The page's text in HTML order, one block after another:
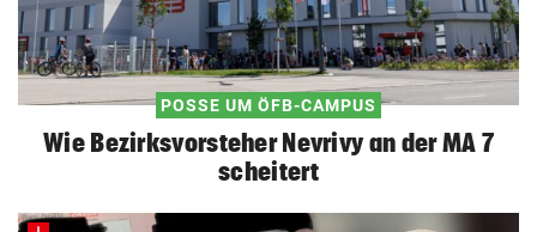
POSSE UM ÖFB-CAMPUS
Wie Bezirksvorsteher Nevrivy an der MA 7
scheitert